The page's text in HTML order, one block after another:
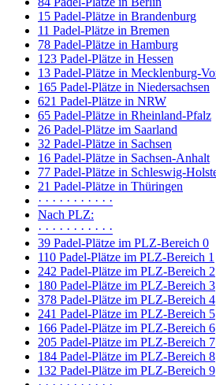
15 Padel-Plätze in Brandenburg
11 Padel-Plätze in Bremen
78 Padel-Plätze in Hamburg
123 Padel-Plätze in Hessen
13 Padel-Plätze in Mecklenburg-
165 Padel-Plätze in Niedersachsen
621 Padel-Plätze in NRW
65 Padel-Plätze in Rheinland-Pfalz
26 Padel-Plätze im Saarland
32 Padel-Plätze in Sachsen
16 Padel-Plätze in Sachsen-Anhalt
77 Padel-Plätze in Schleswig-
21 Padel-Plätze in Thüringen
· · · · · · · · · · ·
Nach PLZ:
· · · · · · · · · · ·
39 Padel-Plätze im PLZ-Bereich 0
110 Padel-Plätze im PLZ-Bereich 1
242 Padel-Plätze im PLZ-Bereich 2
180 Padel-Plätze im PLZ-Bereich 3
378 Padel-Plätze im PLZ-Bereich 4
241 Padel-Plätze im PLZ-Bereich 5
166 Padel-Plätze im PLZ-Bereich 6
205 Padel-Plätze im PLZ-Bereich 7
184 Padel-Plätze im PLZ-Bereich 8
132 Padel-Plätze im PLZ-Bereich 9